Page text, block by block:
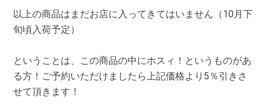
以上の商品はまだお店に入ってきてはいません（10月下
旬頃入荷予定）
ということは、この商品の中にホスィ！というものがあ
る方！ご予約いただけましたら上記価格より5％引きさ
せて頂きます！